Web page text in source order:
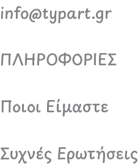
info@typart.gr
ΠΛΗΡΟΦΟΡΙΕΣ
Ποιοι Είμαστε
Συχνές Ερωτήσεις